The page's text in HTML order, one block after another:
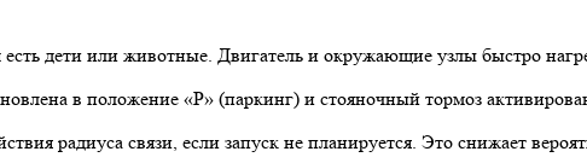
дети или животные. Двигатель и окружающие узлы быстро
в положение «P» (паркинг) и стояночный тормоз
радиуса связи, если запуск не планируется. Это снижает